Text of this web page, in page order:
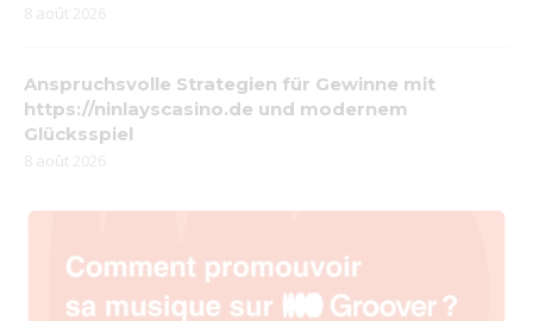
8 août 2026
Anspruchsvolle Strategien für Gewinne mit
https://ninlayscasino.de und modernem
Glücksspiel
8 août 2026